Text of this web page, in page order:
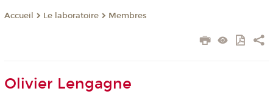
Accueil Le laboratoire Membres
Olivier Lengagne